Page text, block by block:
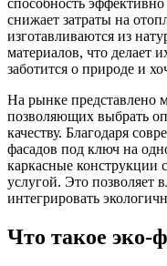
снижает затраты на
изготавливаются из
материалов, что делает
заботится о природе и
На рынке представлено
позволяющих выбрать
качеству. Благодаря
фасадов под ключ на
каркасные конструкции
услугой. Это позволяет
интегрировать
Что такое эко-